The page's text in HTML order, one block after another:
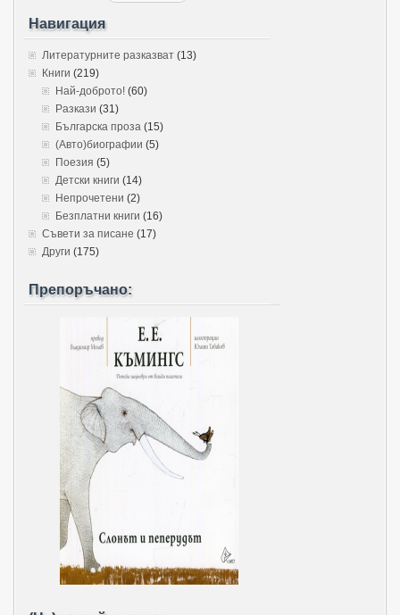
Навигация
Литературните разказват (13)
Книги (219)
Най-доброто! (60)
Разкази (31)
Българска проза (15)
(Авто)биографии (5)
Поезия (5)
Детски книги (14)
Непрочетени (2)
Безплатни книги (16)
Съвети за писане (17)
Други (175)
Препоръчано: